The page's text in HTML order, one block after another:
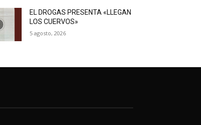
EL DROGAS PRESENTA «LLEGAN
LOS CUERVOS»
5 agosto, 2026